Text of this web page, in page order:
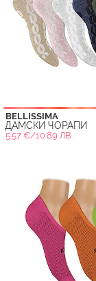
BELLISSIMA
ДАМСКИ ЧОРАПИ
5.57 €/10.89 ЛВ.